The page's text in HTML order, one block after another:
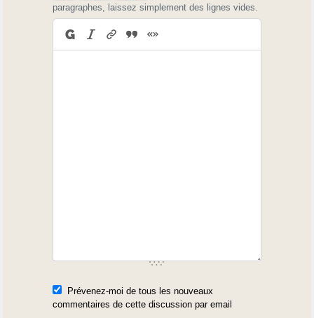
paragraphes, laissez simplement des lignes vides.
Prévenez-moi de tous les nouveaux
commentaires de cette discussion par email